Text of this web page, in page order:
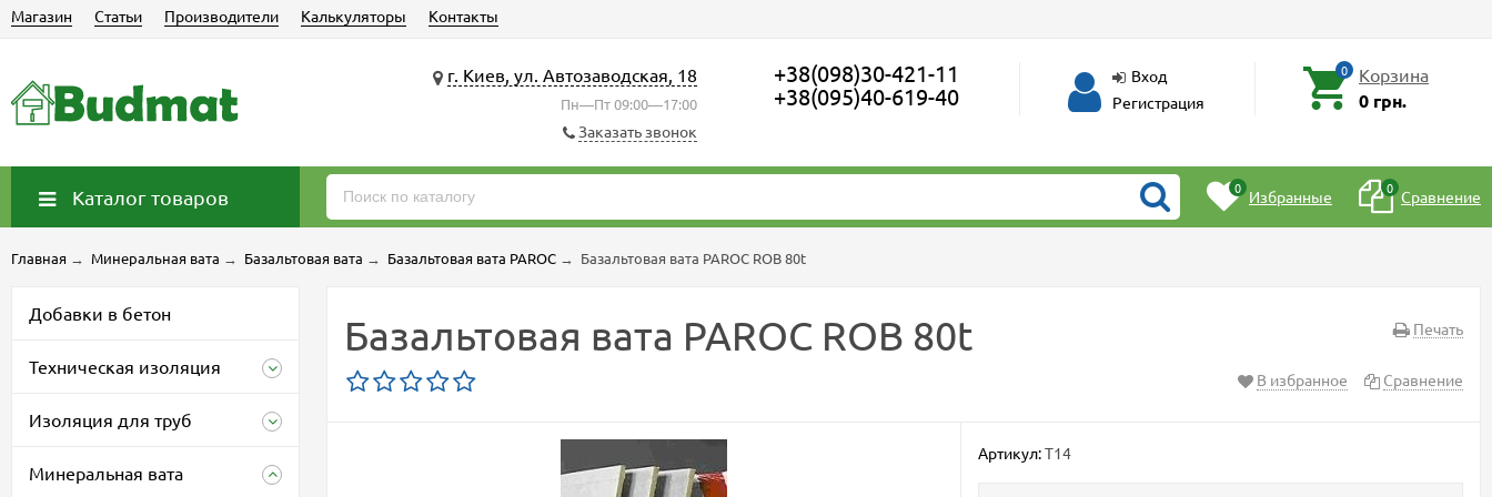
Магазин Статьи Производители Калькуляторы Контакты
г. Киев, ул. Автозаводская, 18
Пн—Пт 09:00—17:00
Заказать звонок
+38(098)30-421-11
+38(095)40-619-40
Вход
Регистрация
0 Корзина
0 грн.
Каталог товаров 0 Избранные 0 Сравнение
Главная → Минеральная вата → Базальтовая вата → Базальтовая вата PAROC → Базальтовая вата PAROC ROB 80t
Добавки в бетон
Техническая изоляция
Изоляция для труб
Минеральная вата
Печать
Базальтовая вата PAROC ROB 80t
В избранное Сравнение
Артикул:T14